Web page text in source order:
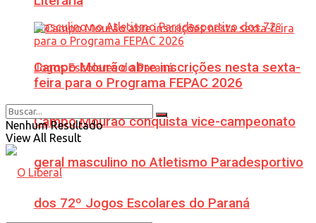
Campo Mourão conquista vice-campeonato
geral masculino no Atletismo Paradesportivo
dos 72º Jogos Escolares do Paraná
Campo Mourão abre inscrições nesta sexta-
feira para o Programa FEPAC 2026
Nenhum Resultado
View All Result